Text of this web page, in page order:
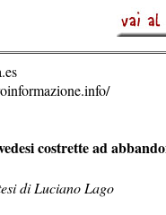
costrette ad
di Luciano Lago